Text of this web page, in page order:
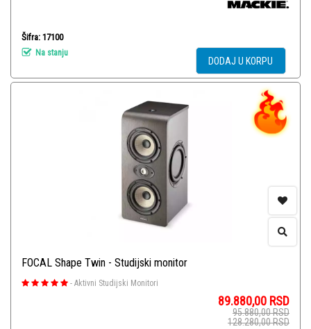
Šifra: 17100
Na stanju
DODAJ U KORPU
FOCAL Shape Twin - Studijski monitor
- Aktivni Studijski Monitori
89.880,00 RSD
95.880,00RSD
128.280,00RSD